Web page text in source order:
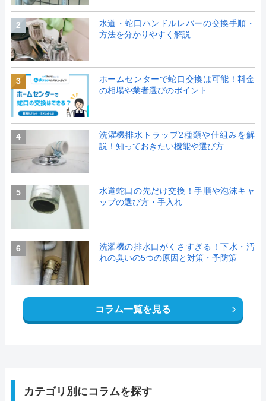
2
水道・蛇口ハンドルレバーの交換手順・
方法を分かりやすく解説
3
ホームセンターで蛇口交換は可能！料金
の相場や業者選びのポイント
4
洗濯機排水トラップ2種類や仕組みを解
説！知っておきたい機能や選び方
5
水道蛇口の先だけ交換！手順や泡沫キャ
ップの選び方・手入れ
6
洗濯機の排水口がくさすぎる！下水・汚
れの臭いの5つの原因と対策・予防策
コラム一覧を見る
カテゴリ別にコラムを探す